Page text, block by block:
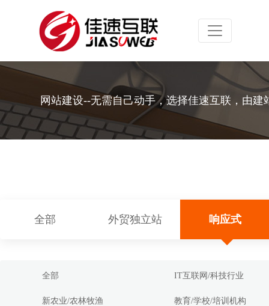
Toggle
网站建设--无需自己动手，选择佳速互联，由建
全部 外贸独立站 响应式
全部 IT互联网/科技行业
新农业/农林牧渔 教育/学校/培训机构